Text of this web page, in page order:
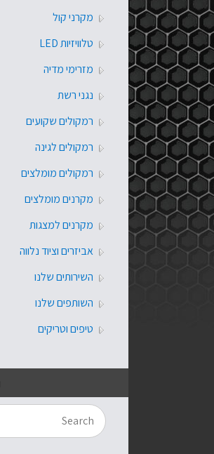
מקרני קול
טלוויזיות LED
מזרימי מדיה
נגני רשת
רמקולים שקועים
רמקולים לגינה
רמקולים מומלצים
מקרנים מומלצים
מקרנים למצגות
אביזרים וציוד נלווה
השירותים שלנו
השותפים שלנו
טיפים וטריקים